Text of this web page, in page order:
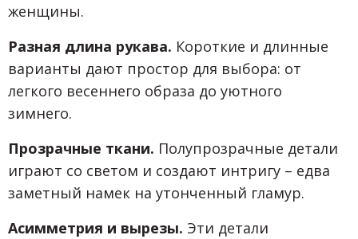
женщины.
Разная длина рукава. Короткие и длинные
варианты дают простор для выбора: от
легкого весеннего образа до уютного
зимнего.
Прозрачные ткани. Полупрозрачные детали
играют со светом и создают интригу – едва
заметный намек на утонченный гламур.
Асимметрия и вырезы. Эти детали